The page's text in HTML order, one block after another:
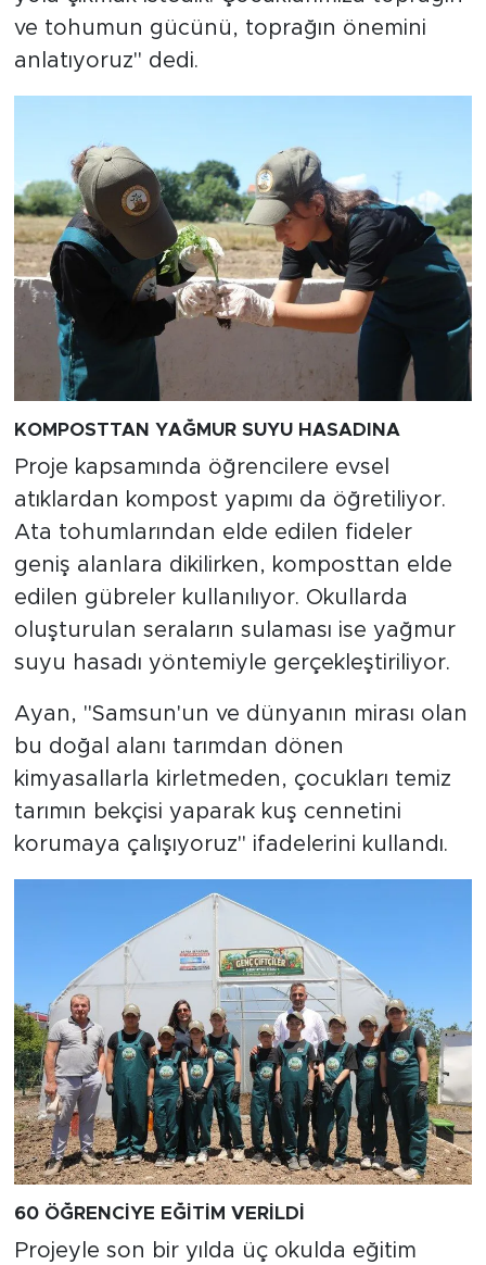
ve tohumun gücünü, toprağın önemini
anlatıyoruz" dedi.
KOMPOSTTAN YAĞMUR SUYU HASADINA
Proje kapsamında öğrencilere evsel
atıklardan kompost yapımı da öğretiliyor.
Ata tohumlarından elde edilen fideler
geniş alanlara dikilirken, komposttan elde
edilen gübreler kullanılıyor. Okullarda
oluşturulan seraların sulaması ise yağmur
suyu hasadı yöntemiyle gerçekleştiriliyor.
Ayan, "Samsun'un ve dünyanın mirası olan
bu doğal alanı tarımdan dönen
kimyasallarla kirletmeden, çocukları temiz
tarımın bekçisi yaparak kuş cennetini
korumaya çalışıyoruz" ifadelerini kullandı.
60 ÖĞRENCİYE EĞİTİM VERİLDİ
Projeyle son bir yılda üç okulda eğitim